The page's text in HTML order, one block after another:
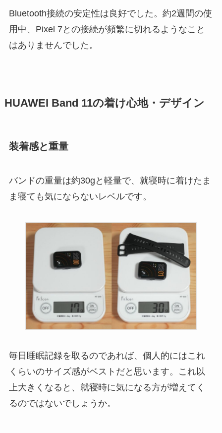
Bluetooth接続の安定性は良好でした。約2週間の使
用中、Pixel 7との接続が頻繁に切れるようなこと
はありませんでした。
HUAWEI Band 11の着け心地・デザイン
装着感と重量
バンドの重量は約30gと軽量で、就寝時に着けたま
ま寝ても気にならないレベルです。
毎日睡眠記録を取るのであれば、個人的にはこれ
くらいのサイズ感がベストだと思います。これ以
上大きくなると、就寝時に気になる方が増えてく
るのではないでしょうか。